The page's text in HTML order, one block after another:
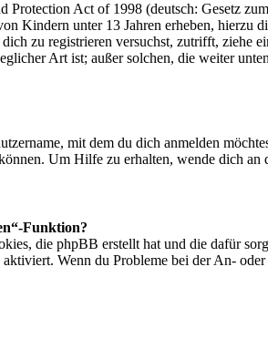
Protection Act of 1998 (deutsch: Gesetz
Kindern unter 13 Jahren erheben,
zu registrieren versuchst, zutrifft, ziehe
Art ist; außer solchen, die weiter
mit dem du dich anmelden
Um Hilfe zu erhalten, wende dich
Funktion?
die phpBB erstellt hat und die dafür
Wenn du Probleme bei der An-